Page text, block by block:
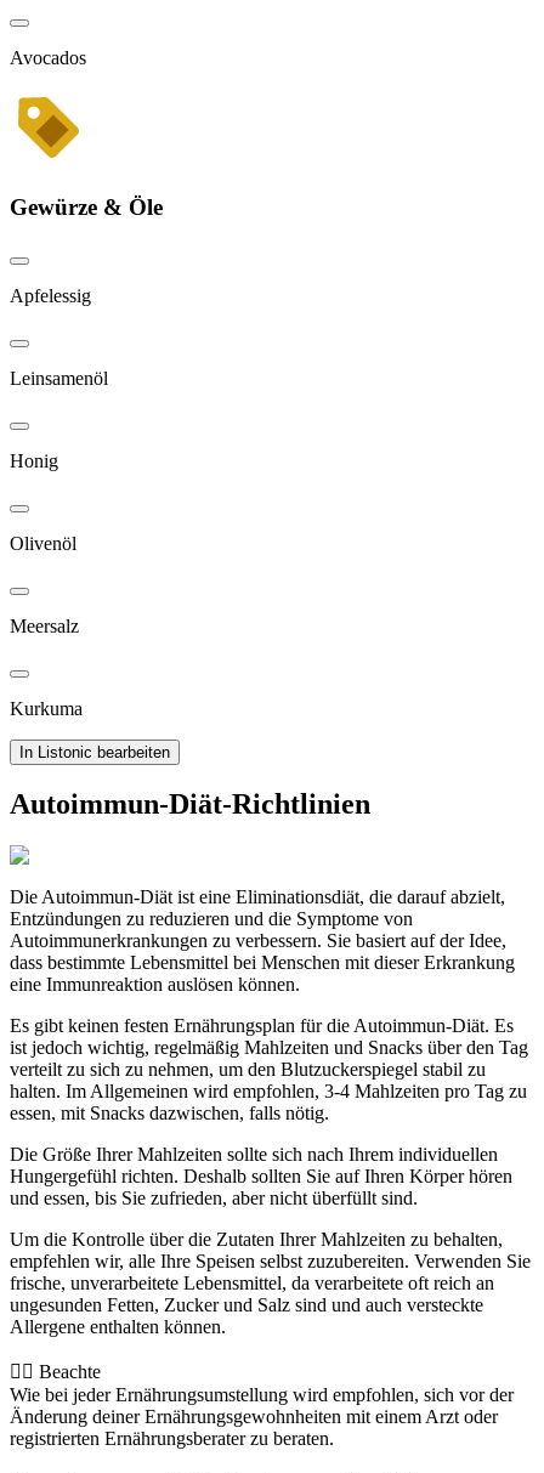
Avocados
Gewürze & Öle
Apfelessig
Leinsamenöl
Honig
Olivenöl
Meersalz
Kurkuma
In Listonic bearbeiten
Autoimmun-Diät-Richtlinien
Die Autoimmun-Diät ist eine Eliminationsdiät, die darauf abzielt,
Entzündungen zu reduzieren und die Symptome von
Autoimmunerkrankungen zu verbessern. Sie basiert auf der Idee,
dass bestimmte Lebensmittel bei Menschen mit dieser Erkrankung
eine Immunreaktion auslösen können.
Es gibt keinen festen Ernährungsplan für die Autoimmun-Diät. Es
ist jedoch wichtig, regelmäßig Mahlzeiten und Snacks über den Tag
verteilt zu sich zu nehmen, um den Blutzuckerspiegel stabil zu
halten. Im Allgemeinen wird empfohlen, 3-4 Mahlzeiten pro Tag zu
essen, mit Snacks dazwischen, falls nötig.
Die Größe Ihrer Mahlzeiten sollte sich nach Ihrem individuellen
Hungergefühl richten. Deshalb sollten Sie auf Ihren Körper hören
und essen, bis Sie zufrieden, aber nicht überfüllt sind.
Um die Kontrolle über die Zutaten Ihrer Mahlzeiten zu behalten,
empfehlen wir, alle Ihre Speisen selbst zuzubereiten. Verwenden Sie
frische, unverarbeitete Lebensmittel, da verarbeitete oft reich an
ungesunden Fetten, Zucker und Salz sind und auch versteckte
Allergene enthalten können.
👨‍⚕️️ Beachte
Wie bei jeder Ernährungsumstellung wird empfohlen, sich vor der
Änderung deiner Ernährungsgewohnheiten mit einem Arzt oder
registrierten Ernährungsberater zu beraten.